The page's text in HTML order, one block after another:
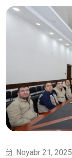
Noyabr 21, 2025